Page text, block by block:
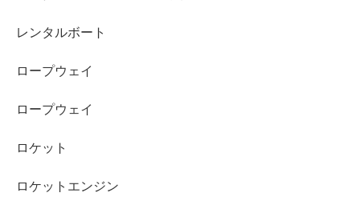
レンタルボート
ロープウェイ
ロープウェイ
ロケット
ロケットエンジン